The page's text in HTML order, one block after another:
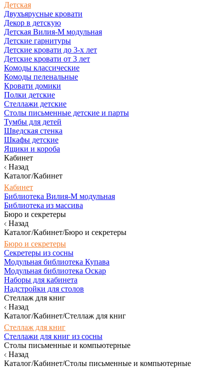
Детская
Двухъярусные кровати
Декор в детскую
Детская Вилия-М модульная
Детские гарнитуры
Детские кровати до 3-х лет
Детские кровати от 3 лет
Комоды классические
Комоды пеленальные
Кровати домики
Полки детские
Стеллажи детские
Столы письменные детские и парты
Тумбы для детей
Шведская стенка
Шкафы детские
Ящики и короба
Кабинет
Назад
Каталог/Кабинет
Кабинет
Библиотека Вилия-М модульная
Библиотека из массива
Бюро и секретеры
Назад
Каталог/Кабинет/Бюро и секретеры
Бюро и секретеры
Секретеры из сосны
Модульная библиотека Купава
Модульная библиотека Оскар
Наборы для кабинета
Надстройки для столов
Стеллаж для книг
Назад
Каталог/Кабинет/Стеллаж для книг
Стеллаж для книг
Стеллажи для книг из сосны
Столы письменные и компьютерные
Назад
Каталог/Кабинет/Столы письменные и компьютерные